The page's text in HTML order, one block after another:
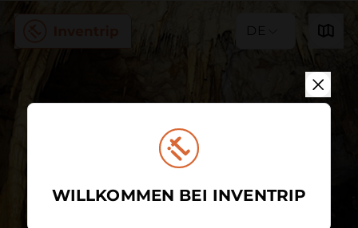
DE
WILLKOMMEN BEI INVENTRIP